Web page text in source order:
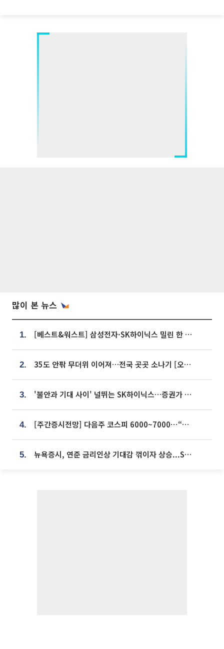
많이 본 뉴스
1. [베스트&워스트] 삼성전자·SK하이닉스 밀린 한 주…상상인증권은 85% 급등
2. 35도 안팎 무더위 이어져…전국 곳곳 소나기 [오늘 날씨]
3. '불안과 기대 사이' 널뛰는 SK하이닉스…증권가 "HBM4·LTA 기반 펀터멘털 견고"
4. [주간증시전망] 다음주 코스피 6000~7000⋯“外人 수급은 정책이 변수”
5. 뉴욕증시, 연준 금리인상 기대감 꺾이자 상승...S&P500 사상 최고치 [종합]